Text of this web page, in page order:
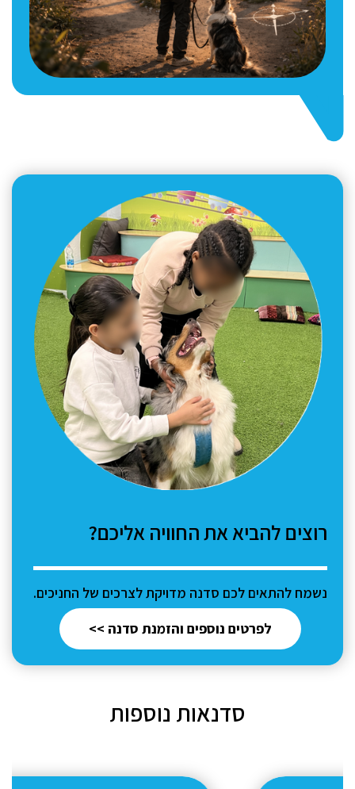
רוצים להביא את החוויה אליכם?
נשמח להתאים לכם סדנה מדויקת לצרכים של החניכים.
לפרטים נוספים והזמנת סדנה >>
סדנאות נוספות